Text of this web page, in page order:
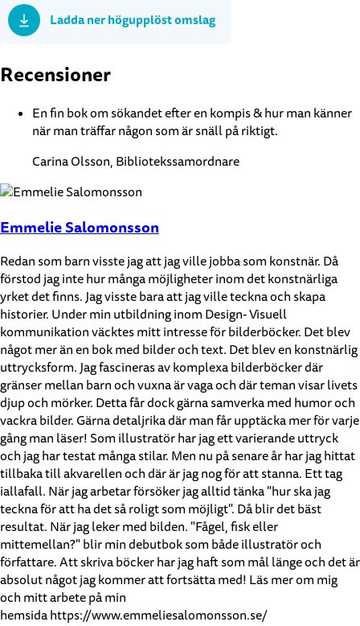
Ladda ner högupplöst omslag
Recensioner
En fin bok om sökandet efter en kompis & hur man känner
när man träffar någon som är snäll på riktigt.
Carina Olsson, Bibliotekssamordnare
Emmelie Salomonsson
Redan som barn visste jag att jag ville jobba som konstnär. Då
förstod jag inte hur många möjligheter inom det konstnärliga
yrket det finns. Jag visste bara att jag ville teckna och skapa
historier. Under min utbildning inom Design- Visuell
kommunikation väcktes mitt intresse för bilderböcker. Det blev
något mer än en bok med bilder och text. Det blev en konstnärlig
uttrycksform. Jag fascineras av komplexa bilderböcker där
gränser mellan barn och vuxna är vaga och där teman visar livets
djup och mörker. Detta får dock gärna samverka med humor och
vackra bilder. Gärna detaljrika där man får upptäcka mer för varje
gång man läser! Som illustratör har jag ett varierande uttryck
och jag har testat många stilar. Men nu på senare år har jag hittat
tillbaka till akvarellen och där är jag nog för att stanna. Ett tag
iallafall. När jag arbetar försöker jag alltid tänka "hur ska jag
teckna för att ha det så roligt som möjligt". Då blir det bäst
resultat. När jag leker med bilden. "Fågel, fisk eller
mittemellan?" blir min debutbok som både illustratör och
författare. Att skriva böcker har jag haft som mål länge och det är
absolut något jag kommer att fortsätta med! Läs mer om mig
och mitt arbete på min
hemsida https://www.emmeliesalomonsson.se/